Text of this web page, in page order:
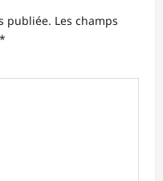
publiée. Les champs
*